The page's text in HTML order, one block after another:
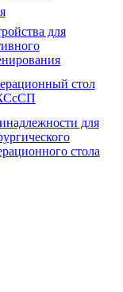
для
стол
для
стола